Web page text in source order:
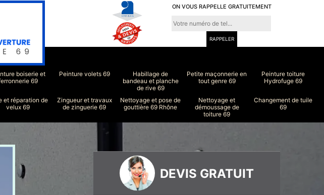
ON VOUS RAPPELLE GRATUITEMENT
boiserie et
69
Peinture volets 69
Habillage de
bandeau et planche
de rive 69
Petite maçonnerie en
tout genre 69
Peinture toiture
Hydrofuge 69
et réparation de
velux 69
Zingueur et travaux
de zinguerie 69
Nettoyage et pose de
gouttière 69 Rhône
Nettoyage et
démoussage de
toiture 69
Changement de tuile
69
Couvreur 69
DEVIS GRATUIT